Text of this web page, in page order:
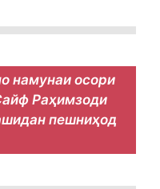
намунаи осори
Раҳимзоди
пешниҳод